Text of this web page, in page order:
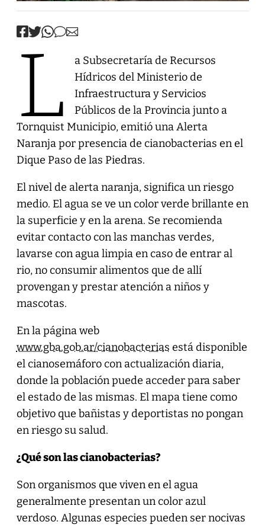
L
a Subsecretaría de Recursos
Hídricos del Ministerio de
Infraestructura y Servicios
Públicos de la Provincia junto a
Tornquist Municipio, emitió una Alerta
Naranja por presencia de cianobacterias en el
Dique Paso de las Piedras.
El nivel de alerta naranja, significa un riesgo
medio. El agua se ve un color verde brillante en
la superficie y en la arena. Se recomienda
evitar contacto con las manchas verdes,
lavarse con agua limpia en caso de entrar al
rio, no consumir alimentos que de allí
provengan y prestar atención a niños y
mascotas.
En la página web
www.gba.gob.ar/cianobacterias está disponible
el cianosemáforo con actualización diaria,
donde la población puede acceder para saber
el estado de las mismas. El mapa tiene como
objetivo que bañistas y deportistas no pongan
en riesgo su salud.
¿Qué son las cianobacterias?
Son organismos que viven en el agua
generalmente presentan un color azul
verdoso. Algunas especies pueden ser nocivas